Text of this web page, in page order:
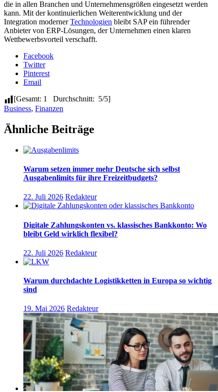
die in allen Branchen und Unternehmensgrößen eingesetzt werden
kann. Mit der kontinuierlichen Weiterentwicklung und der
Integration modernerTechnologien bleibt SAP ein führender
Anbieter von ERP-Lösungen, der Unternehmen einen klaren
Wettbewerbsvorteil verschafft.
Facebook
Twitter
Pinterest
Email
[Gesamt: 1 Durchschnitt: 5/5]
Business, Finanzen
Ähnliche Beiträge
Warum setzen immer mehr Deutsche sich selbst
Ausgabenlimits für ihre Freizeitbudgets?
22. Juli 2026 Redakteur
Digitale Zahlungskonten vs. klassisches Bankkonto: Wo
bleibt Geld wirklich flexibel?
22. Juli 2026 Redakteur
Warum durchdachte Logistikketten in Europa so wichtig
sind
19. Mai 2026 Redakteur